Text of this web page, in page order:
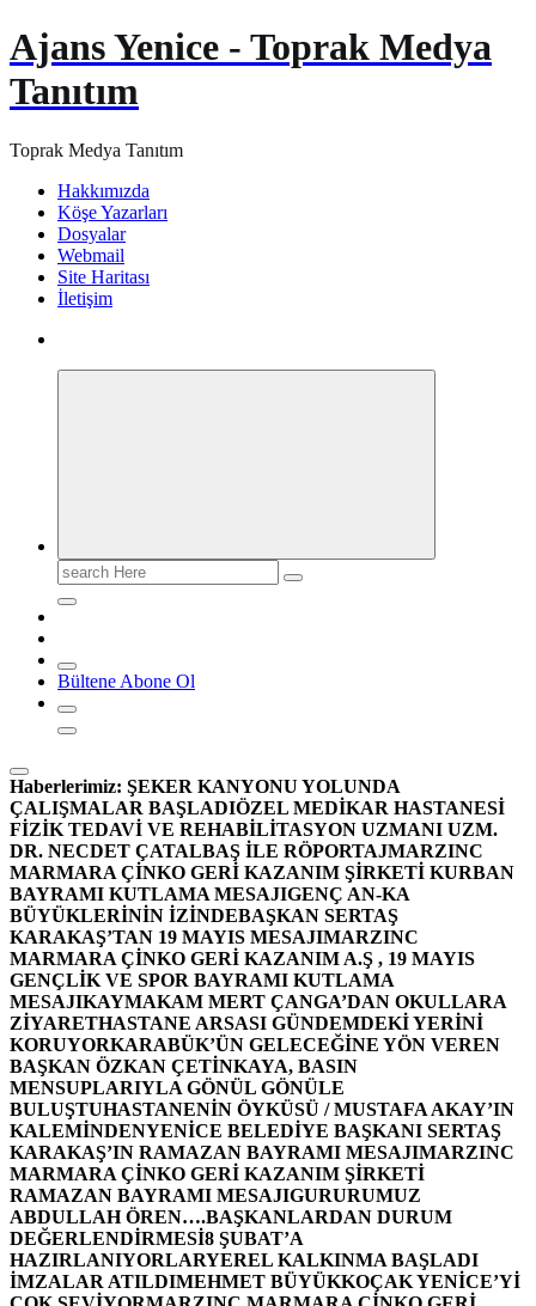
Ajans Yenice - Toprak Medya
Tanıtım
Toprak Medya Tanıtım
Hakkımızda
Köşe Yazarları
Dosyalar
Webmail
Site Haritası
İletişim
Search
for:
Bültene Abone Ol
Haberlerimiz: ŞEKER KANYONU YOLUNDA
ÇALIŞMALAR BAŞLADIÖZEL MEDİKAR HASTANESİ
FİZİK TEDAVİ VE REHABİLİTASYON UZMANI UZM.
DR. NECDET ÇATALBAŞ İLE RÖPORTAJMARZINC
MARMARA ÇİNKO GERİ KAZANIM ŞİRKETİ KURBAN
BAYRAMI KUTLAMA MESAJIGENÇ AN-KA
BÜYÜKLERİNİN İZİNDEBAŞKAN SERTAŞ
KARAKAŞ’TAN 19 MAYIS MESAJIMARZINC
MARMARA ÇİNKO GERİ KAZANIM A.Ş , 19 MAYIS
GENÇLİK VE SPOR BAYRAMI KUTLAMA
MESAJIKAYMAKAM MERT ÇANGA’DAN OKULLARA
ZİYARETHASTANE ARSASI GÜNDEMDEKİ YERİNİ
KORUYORKARABÜK’ÜN GELECEĞİNE YÖN VEREN
BAŞKAN ÖZKAN ÇETİNKAYA, BASIN
MENSUPLARIYLA GÖNÜL GÖNÜLE
BULUŞTUHASTANENİN ÖYKÜSÜ / MUSTAFA AKAY’IN
KALEMİNDENYENİCE BELEDİYE BAŞKANI SERTAŞ
KARAKAŞ’IN RAMAZAN BAYRAMI MESAJIMARZINC
MARMARA ÇİNKO GERİ KAZANIM ŞİRKETİ
RAMAZAN BAYRAMI MESAJIGURURUMUZ
ABDULLAH ÖREN….BAŞKANLARDAN DURUM
DEĞERLENDİRMESİ8 ŞUBAT’A
HAZIRLANIYORLARYEREL KALKINMA BAŞLADI
İMZALAR ATILDIMEHMET BÜYÜKKOÇAK YENİCE’Yİ